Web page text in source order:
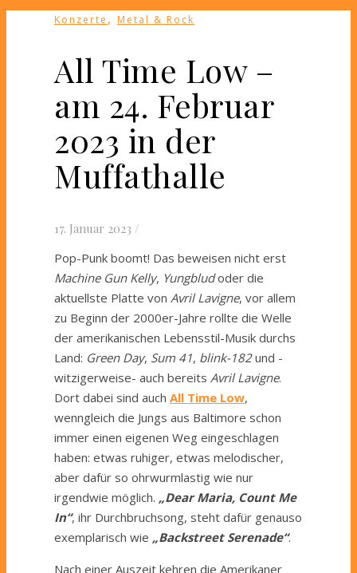
Konzerte , Metal & Rock
All Time Low –
am 24. Februar
2023 in der
Muffathalle
17. Januar 2023 /
Pop-Punk boomt! Das beweisen nicht erst
Machine Gun Kelly, Yungbludoder die
aktuellste Platte von Avril Lavigne, vor allem
zu Beginn der 2000er-Jahre rollte die Welle
der amerikanischen Lebensstil-Musik durchs
Land: Green Day, Sum 41, blink-182und -
witzigerweise- auch bereits Avril Lavigne.
Dort dabei sind auch All Time Low,
wenngleich die Jungs aus Baltimore schon
immer einen eigenen Weg eingeschlagen
haben: etwas ruhiger, etwas melodischer,
aber dafür so ohrwurmlastig wie nur
irgendwie möglich. „Dear Maria, Count Me
In“, ihr Durchbruchsong, steht dafür genauso
exemplarisch wie „Backstreet Serenade“.
Nach einer Auszeit kehren die Amerikaner